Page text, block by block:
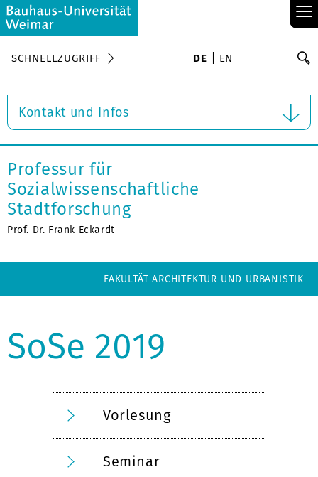
≡
SCHNELLZUGRIFF DE EN
Kontakt und Infos
Professur für
Sozialwissenschaftliche
Stadtforschung
Prof. Dr. Frank Eckardt
FAKULTÄT ARCHITEKTUR UND URBANISTIK
SoSe 2019
Vorlesung
Seminar